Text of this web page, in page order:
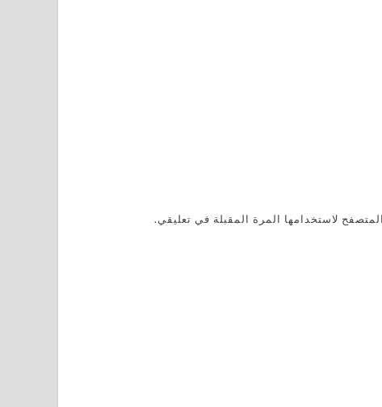
لاستخدامها المرة المقبلة في تعليقي.